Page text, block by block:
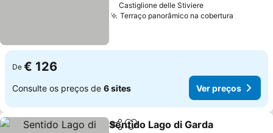
Castiglione delle Stiviere
Terraço panorâmico na cobertura
De € 126
Consulte os preços de 6 sites Ver preços
Partilhar
Sentido Lago di Garda